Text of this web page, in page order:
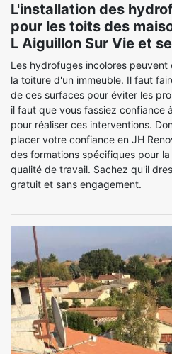
L'installation des
pour les toits des
L Aiguillon Sur Vie et
Les hydrofuges incolores
la toiture d'un immeuble. Il faut
de ces surfaces pour éviter les
il faut que vous fassiez confiance
pour réaliser ces interventions.
placer votre confiance en JH
des formations spécifiques pour
qualité de travail. Sachez qu'il
gratuit et sans engagement.